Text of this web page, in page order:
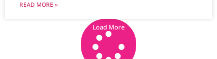
READ MORE »
Load More